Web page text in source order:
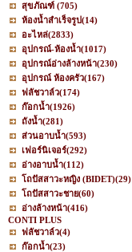
สุขภัณฑ์ (705)
ห้องน้ำสำเร็จรูป(14)
อะไหล่(2833)
อุปกรณ์-ห้องน้ำ(1017)
อุปกรณ์อ่างล้างหน้า(230)
อุปกรณ์ ห้องครัว(167)
ฟลัชวาล์ว(174)
ก๊อกน้ำ(1926)
ถังน้ำ(281)
ส่วนอาบน้ำ(593)
เฟอร์นิเจอร์(292)
อ่างอาบน้ำ(112)
โถปัสสาวะหญิง (BIDET)(29)
โถปัสสาวะชาย(60)
อ่างล้างหน้า(416)
CONTI PLUS
ฟลัชวาล์ว(4)
ก๊อกน้ำ(23)